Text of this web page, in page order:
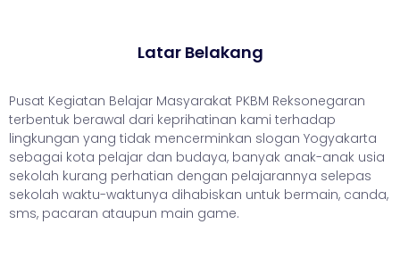
Latar Belakang
Pusat Kegiatan Belajar Masyarakat PKBM Reksonegaran
terbentuk berawal dari keprihatinan kami terhadap
lingkungan yang tidak mencerminkan slogan Yogyakarta
sebagai kota pelajar dan budaya, banyak anak-anak usia
sekolah kurang perhatian dengan pelajarannya selepas
sekolah waktu-waktunya dihabiskan untuk bermain, canda,
sms, pacaran ataupun main game.